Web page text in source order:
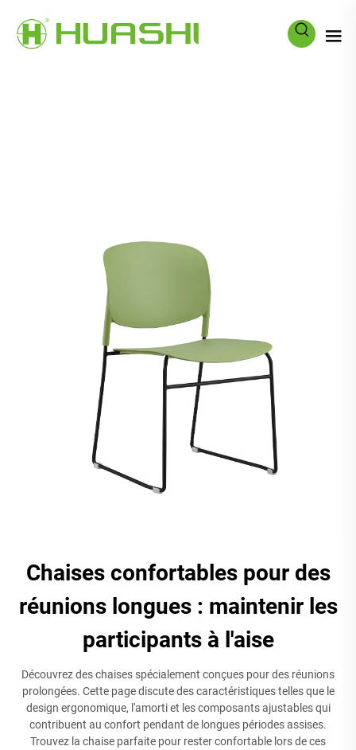
Chaises confortables pour des
réunions longues : maintenir les
participants à l'aise
Découvrez des chaises spécialement conçues pour des réunions
prolongées. Cette page discute des caractéristiques telles que le
design ergonomique, l'amorti et les composants ajustables qui
contribuent au confort pendant de longues périodes assises.
Trouvez la chaise parfaite pour rester confortable lors de ces